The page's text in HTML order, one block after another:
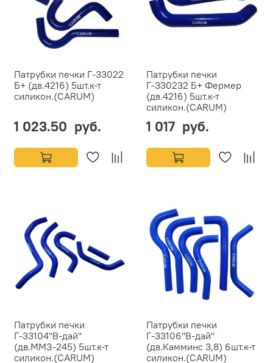
Патрубки печки Г-33022
Б+ (дв.4216) 5шт.к-т
силикон.(CARUM)
1 023.50 руб.
Патрубки печки
Г-330232 Б+ Фермер
(дв.4216) 5шт.к-т
силикон.(CARUM)
1 017 руб.
Патрубки печки
Г-33104"В-дай"
(дв.ММЗ-245) 5шт.к-т
силикон.(CARUM)
Патрубки печки
Г-33106"В-дай"
(дв.Камминс 3,8) 6шт.к-т
силикон.(CARUM)